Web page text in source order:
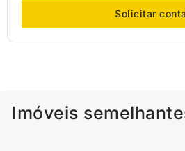
Solicitar
Imóveis